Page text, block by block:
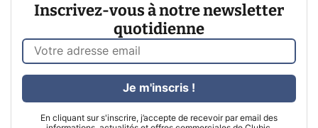
Inscrivez-vous à notre newsletter
quotidienne
En cliquant sur s'inscrire, j’accepte de recevoir par email des
Je m'inscris !